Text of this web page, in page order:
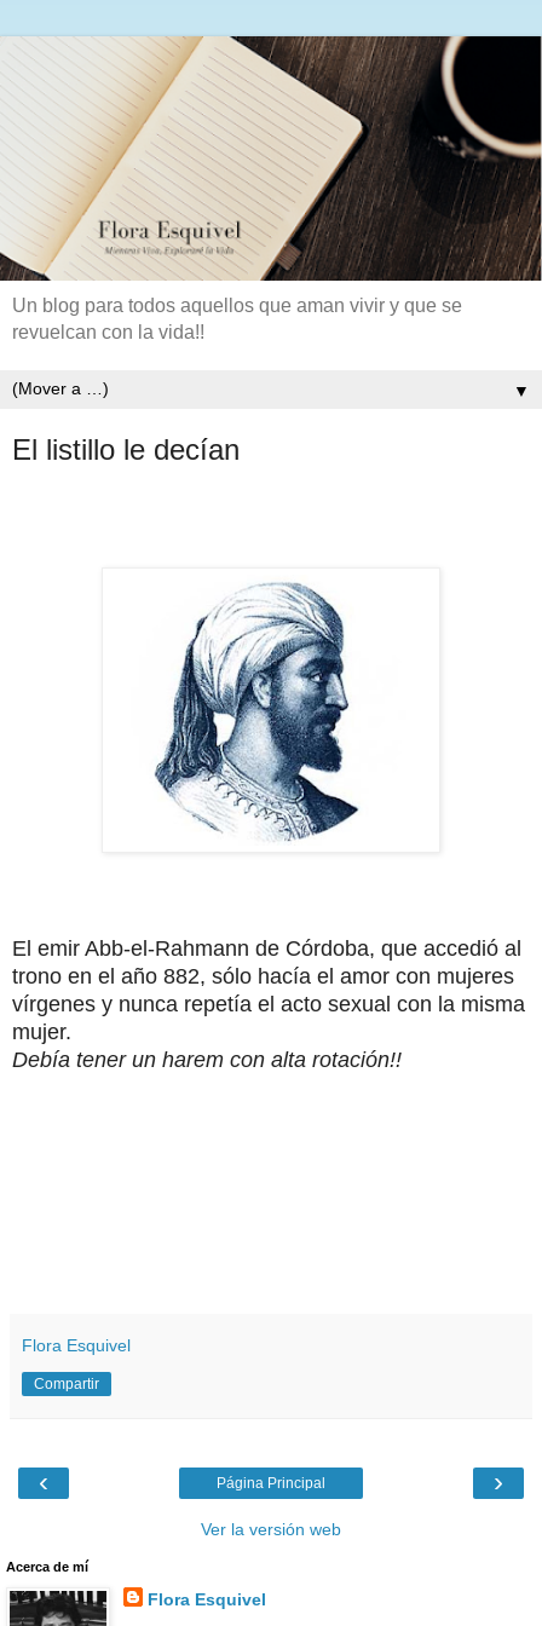
Un blog para todos aquellos que aman vivir y que se
revuelcan con la vida!!
▼
El listillo le decían
El emir Abb-el-Rahmann de Córdoba, que accedió al
trono en el año 882, sólo hacía el amor con mujeres
vírgenes y nunca repetía el acto sexual con la misma
mujer.
Debía tener un harem con alta rotación!!
Flora Esquivel
Compartir
‹ ›
Página Principal
Ver la versión web
Acerca de mí
Flora Esquivel